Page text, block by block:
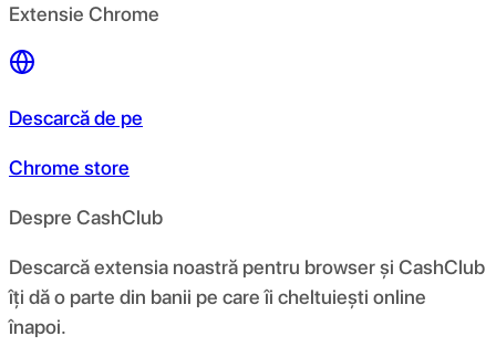
Extensie Chrome
Descarcă de pe
Chrome store
Despre CashClub
Descarcă extensia noastră pentru browser și CashClub
îți dă o parte din banii pe care îi cheltuiești online
înapoi.